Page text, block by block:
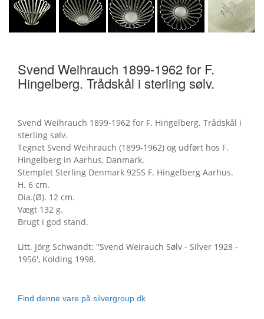
Svend Weihrauch 1899-1962 for F.
Hingelberg. Trådskål i sterling sølv.
Svend Weihrauch 1899-1962 for F. Hingelberg. Trådskål i
sterling sølv.
Tegnet Svend Weihrauch (1899-1962) og udført hos F.
Hingelberg in Aarhus, Danmark.
Stemplet Sterling Denmark 925S F. Hingelberg Aarhus.
H. 6 cm.
Dia.(Ø). 12 cm.
Vægt 132 g.
Brugt i god stand.
Litt. Jörg Schwandt: ''Svend Weirauch Sølv - Silver 1928 -
1956', Kolding 1998.
Find denne vare på silvergroup.dk